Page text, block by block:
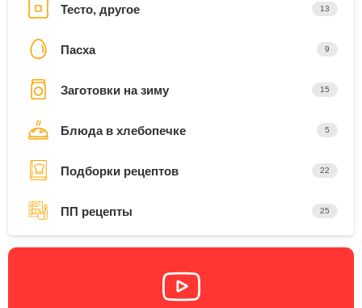
Тесто, другое 13
Пасха 9
Заготовки на зиму 15
Блюда в хлебопечке 5
Подборки рецептов 22
ПП рецепты 25